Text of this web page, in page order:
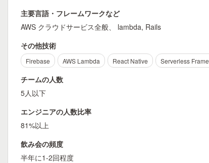
主要言語・フレームワークなど
AWS クラウドサービス全般、 lambda, Rails
その他技術
Firebase AWS Lambda React Native Serverless
チームの人数
5人以下
エンジニアの人数比率
81%以上
飲み会の頻度
半年に1-2回程度